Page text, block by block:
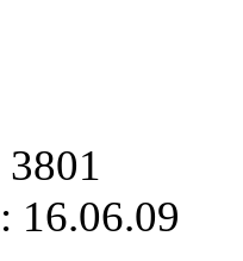
16.06.09